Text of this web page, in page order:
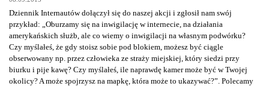
Dziennik Internautów dołączył się do naszej akcji i zgłosił nam swój
przykład: „Oburzamy się na inwigilację w internecie, na działania
amerykańskich służb, ale co wiemy o inwigilacji na własnym podwórku?
Czy myślałeś, że gdy stoisz sobie pod blokiem, możesz być ciągle
obserwowany np. przez człowieka ze straży miejskiej, który siedzi przy
biurku i pije kawę? Czy myślałeś, ile naprawdę kamer może być w Twojej
okolicy? A może spojrzysz na mapkę, która może to ukazywać?”. Polecamy